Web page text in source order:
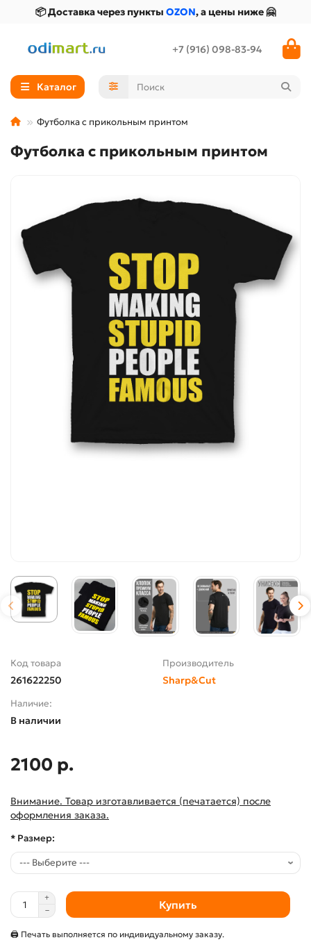
📦 Доставка через пункты OZON, а цены ниже 🤗
+7 (916) 098-83-94
Каталог
Футболка с прикольным принтом
Футболка с прикольным принтом
Код товара
261622250
Производитель
Sharp&Cut
Наличие:
В наличии
2100 р.
Внимание. Товар изготавливается (печатается) после
оформления заказа.
* Размер:
Купить
🖨 Печать выполняется по индивидуальному заказу.